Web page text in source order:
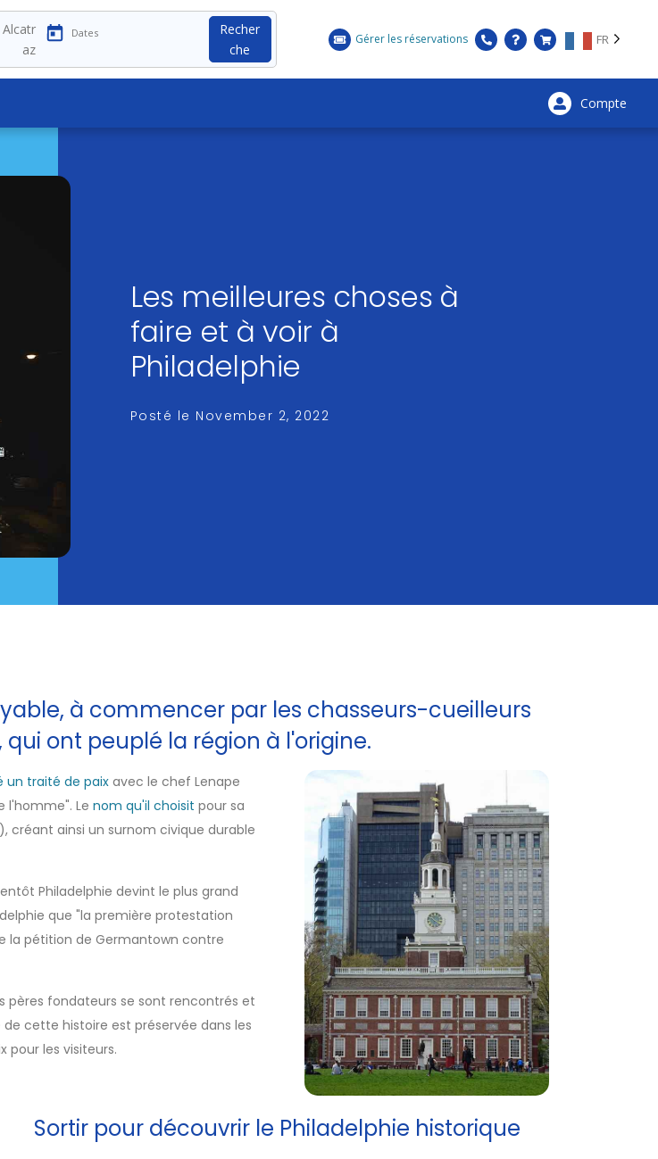
Alcatr
az
Recher
che
Gérer les réservations FR
Compte
Les meilleures choses à
faire et à voir à
Philadelphie
Posté le November 2, 2022
à commencer par les chasseurs-cueilleurs
ont peuplé la région à l'origine.
un traité de paix avec le chef Lenape
l'homme". Le nom qu'il choisit pour sa
créant ainsi un surnom civique durable
Philadelphie devint le plus grand
que "la première protestation
la pétition de Germantown contre
pères fondateurs se sont rencontrés et
cette histoire est préservée dans les
pour les visiteurs.
Sortir pour découvrir le Philadelphie historique